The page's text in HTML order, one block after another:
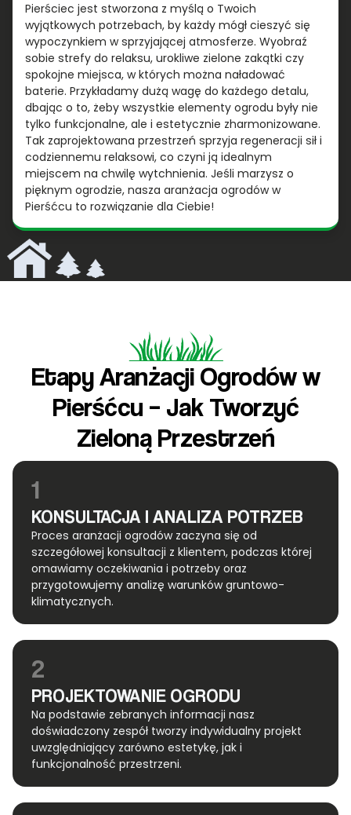
Pierściec jest stworzona z myślą o Twoich
wyjątkowych potrzebach, by każdy mógł cieszyć się
wypoczynkiem w sprzyjającej atmosferze. Wyobraź
sobie strefy do relaksu, urokliwe zielone zakątki czy
spokojne miejsca, w których można naładować
baterie. Przykładamy dużą wagę do każdego detalu,
dbając o to, żeby wszystkie elementy ogrodu były nie
tylko funkcjonalne, ale i estetycznie zharmonizowane.
Tak zaprojektowana przestrzeń sprzyja regeneracji sił i
codziennemu relaksowi, co czyni ją idealnym
miejscem na chwilę wytchnienia. Jeśli marzysz o
pięknym ogrodzie, nasza aranżacja ogrodów w
Pierśćcu to rozwiązanie dla Ciebie!
Etapy Aranżacji Ogrodów w
Pierśćcu – Jak Tworzyć
Zieloną Przestrzeń
1
KONSULTACJA I ANALIZA POTRZEB
Proces aranżacji ogrodów zaczyna się od
szczegółowej konsultacji z klientem, podczas której
omawiamy oczekiwania i potrzeby oraz
przygotowujemy analizę warunków gruntowo-
klimatycznych.
2
PROJEKTOWANIE OGRODU
Na podstawie zebranych informacji nasz
doświadczony zespół tworzy indywidualny projekt
uwzględniający zarówno estetykę, jak i
funkcjonalność przestrzeni.